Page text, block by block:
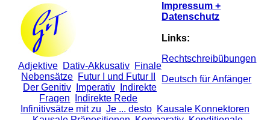
Impressum +
Datenschutz
Links:
Rechtschreibübungen
Deutsch für Anfänger
Adjektive Dativ-Akkusativ Finale
Nebensätze Futur I und Futur II
Der Genitiv
Imperativ
Indirekte
Fragen
Indirekte Rede
Infinitivsätze mit zu Je ... desto Kausale Konnektoren